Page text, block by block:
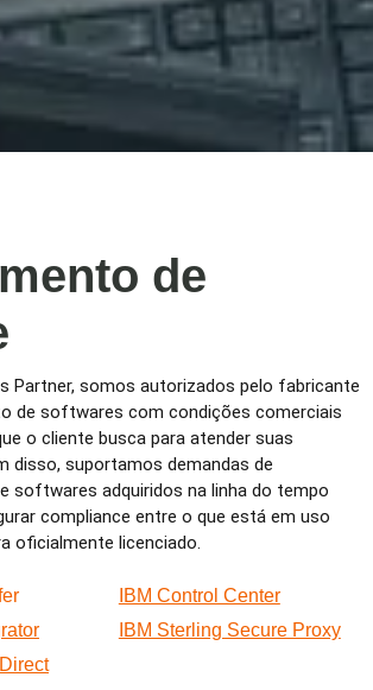
de
Partner, somos autorizados pelo fabricante
de softwares com condições comerciais
o cliente busca para atender suas
disso, suportamos demandas de
softwares adquiridos na linha do tempo
compliance entre o que está em uso
oficialmente licenciado.
IBM Control Center
IBM Sterling Secure Proxy